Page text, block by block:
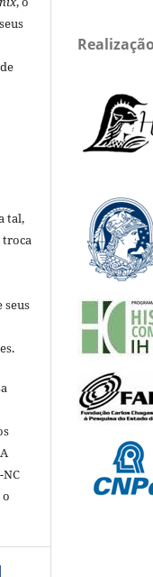
tal,
troca
seus